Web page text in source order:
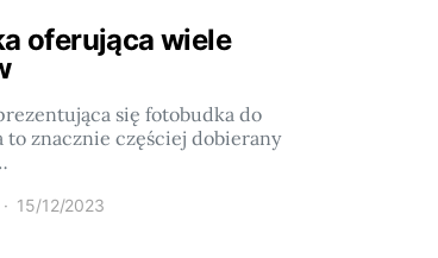
oferująca wiele
się fotobudka do
to znacznie częściej dobierany
15/12/2023